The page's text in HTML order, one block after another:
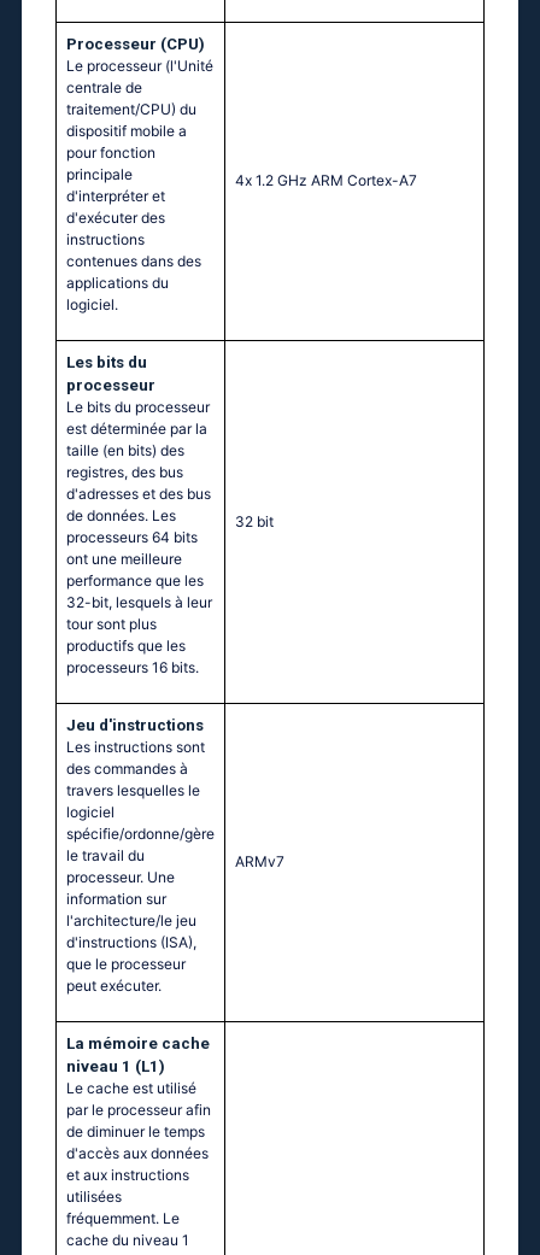
Processeur (CPU)
Le processeur (l'Unité
centrale de
traitement/CPU) du
dispositif mobile a
pour fonction
principale
d'interpréter et
d'exécuter des
instructions
contenues dans des
applications du
logiciel.
4х 1.2 GНz АRМ Соrtех-А7
Les bits du
processeur
Le bits du processeur
est déterminée par la
taille (en bits) des
registres, des bus
d'adresses et des bus
de données. Les
processeurs 64 bits
ont une meilleure
performance que les
32-bit, lesquels à leur
tour sont plus
productifs que les
processeurs 16 bits.
32 bit
Jeu d'instructions
Les instructions sont
des commandes à
travers lesquelles le
logiciel
spécifie/ordonne/gère
le travail du
processeur. Une
information sur
l'architecture/le jeu
d'instructions (ISA),
que le processeur
peut exécuter.
ARMv7
La mémoire cache
niveau 1 (L1)
Le cache est utilisé
par le processeur afin
de diminuer le temps
d'accès aux données
et aux instructions
utilisées
fréquemment. Le
cache du niveau 1